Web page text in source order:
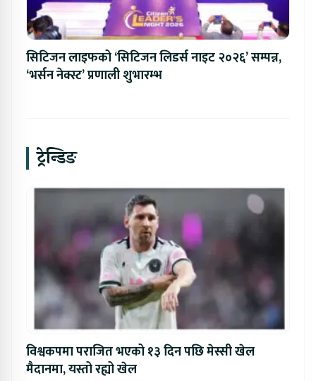
सिटिजन लाइफको ‘सिटिजन लिडर्स नाइट २०२६’ सम्पन्न,
‘भर्सन नेक्स्ट’ प्रणाली शुभारम्भ
ट्रेन्डिङ
विश्वकपमा पराजित भएको १३ दिन पछि मेस्सी खेल
मैदानमा, यस्तो रह्यो खेल